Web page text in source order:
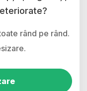
rând pe rând.